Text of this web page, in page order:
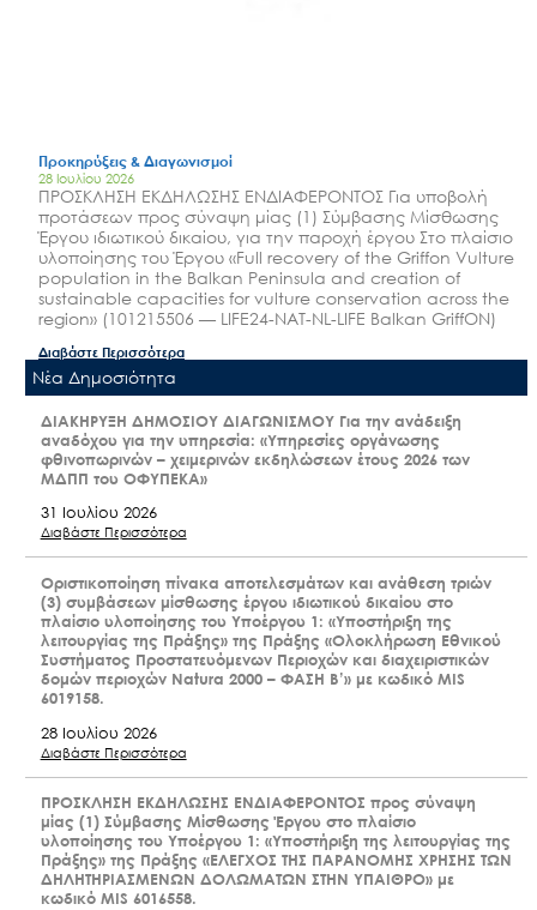
Προκηρύξεις & Διαγωνισμοί
28 Ιουλίου 2026
ΠΡΟΣΚΛΗΣΗ ΕΚΔΗΛΩΣΗΣ ΕΝΔΙΑΦΕΡΟΝΤΟΣ Για υποβολή
προτάσεων προς σύναψη μίας (1) Σύμβασης Μίσθωσης
Έργου ιδιωτικού δικαίου, για την παροχή έργου Στο πλαίσιο
υλοποίησης του Έργου «Full recovery of the Griffon Vulture
population in the Balkan Peninsula and creation of
sustainable capacities for vulture conservation across the
region» (101215506 — LIFE24-NAT-NL-LIFE Balkan GriffON)
Διαβάστε Περισσότερα
Nέα Δημοσιότητα
ΔΙΑΚΗΡΥΞΗ ΔΗΜΟΣΙΟΥ ΔΙΑΓΩΝΙΣΜΟΥ Για την ανάδειξη
αναδόχου για την υπηρεσία: «Υπηρεσίες οργάνωσης
φθινοπωρινών – χειμερινών εκδηλώσεων έτους 2026 των
ΜΔΠΠ του ΟΦΥΠΕΚΑ»
31 Ιουλίου 2026
Διαβάστε Περισσότερα
Οριστικοποίηση πίνακα αποτελεσμάτων και ανάθεση τριών
(3) συμβάσεων μίσθωσης έργου ιδιωτικού δικαίου στο
πλαίσιο υλοποίησης του Υποέργου 1: «Υποστήριξη της
λειτουργίας της Πράξης» της Πράξης «Ολοκλήρωση Εθνικού
Συστήματος Προστατευόμενων Περιοχών και διαχειριστικών
δομών περιοχών Natura 2000 – ΦΑΣΗ Β’» με κωδικό MIS
6019158.
28 Ιουλίου 2026
Διαβάστε Περισσότερα
ΠΡΟΣΚΛΗΣΗ ΕΚΔΗΛΩΣΗΣ ΕΝΔΙΑΦΕΡΟΝΤΟΣ προς σύναψη
μίας (1) Σύμβασης Μίσθωσης Έργου στο πλαίσιο
υλοποίησης του Υποέργου 1: «Υποστήριξη της λειτουργίας της
Πράξης» της Πράξης «ΕΛΕΓΧΟΣ ΤΗΣ ΠΑΡΑΝΟΜΗΣ ΧΡΗΣΗΣ ΤΩΝ
ΔΗΛΗΤΗΡΙΑΣΜΕΝΩΝ ΔΟΛΩΜΑΤΩΝ ΣΤΗΝ ΥΠΑΙΘΡΟ» με
κωδικό MIS 6016558.